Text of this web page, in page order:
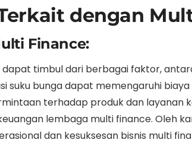
dengan
Finance:
dapat timbul dari berbagai faktor,
suku bunga dapat memengaruhi
terhadap produk dan layanan
lembaga multi finance. Oleh
dan kesuksesan bisnis multi